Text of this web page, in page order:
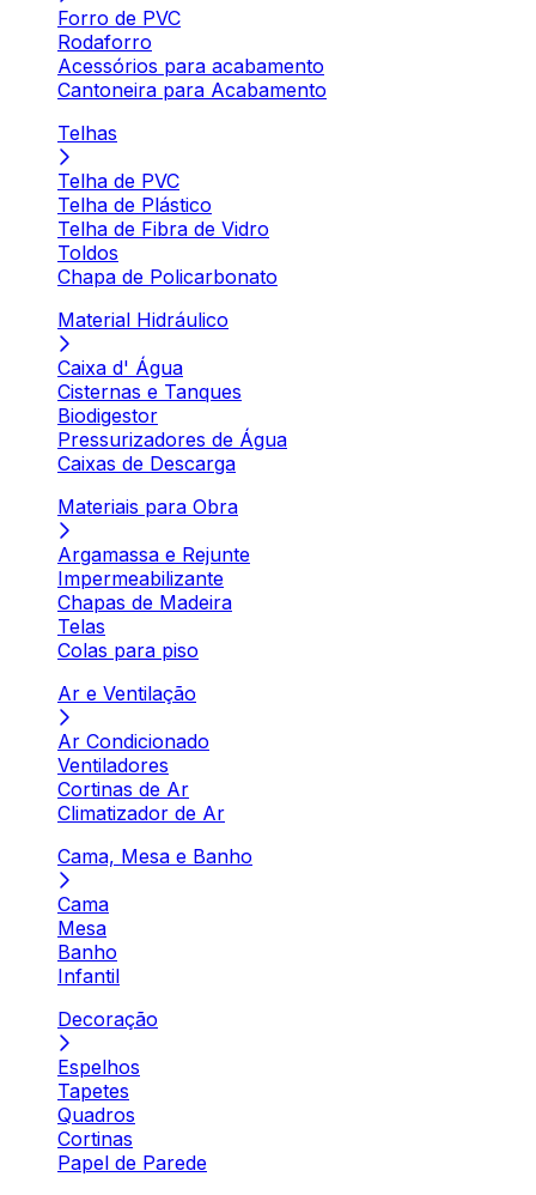
Forro de PVC
Rodaforro
Acessórios para acabamento
Cantoneira para Acabamento
Telhas
Telha de PVC
Telha de Plástico
Telha de Fibra de Vidro
Toldos
Chapa de Policarbonato
Material Hidráulico
Caixa d' Água
Cisternas e Tanques
Biodigestor
Pressurizadores de Água
Caixas de Descarga
Materiais para Obra
Argamassa e Rejunte
Impermeabilizante
Chapas de Madeira
Telas
Colas para piso
Ar e Ventilação
Ar Condicionado
Ventiladores
Cortinas de Ar
Climatizador de Ar
Cama, Mesa e Banho
Cama
Mesa
Banho
Infantil
Decoração
Espelhos
Tapetes
Quadros
Cortinas
Papel de Parede